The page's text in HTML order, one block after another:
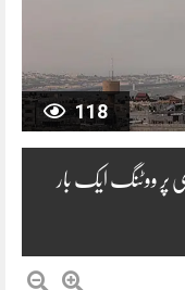
118
پر ووٹنگ ایک بار